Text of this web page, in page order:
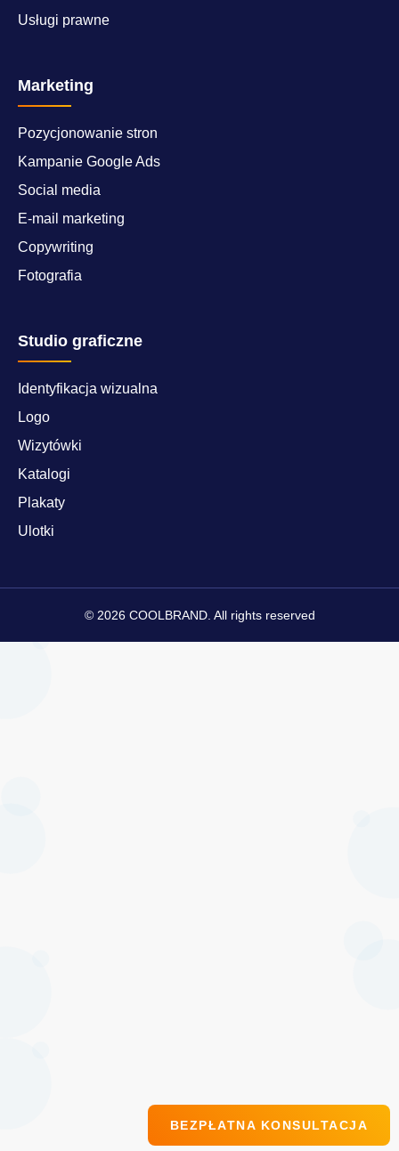
Usługi prawne
Marketing
Pozycjonowanie stron
Kampanie Google Ads
Social media
E-mail marketing
Copywriting
Fotografia
Studio graficzne
Identyfikacja wizualna
Logo
Wizytówki
Katalogi
Plakaty
Ulotki
© 2026 COOLBRAND. All rights reserved
BEZPŁATNA KONSULTACJA